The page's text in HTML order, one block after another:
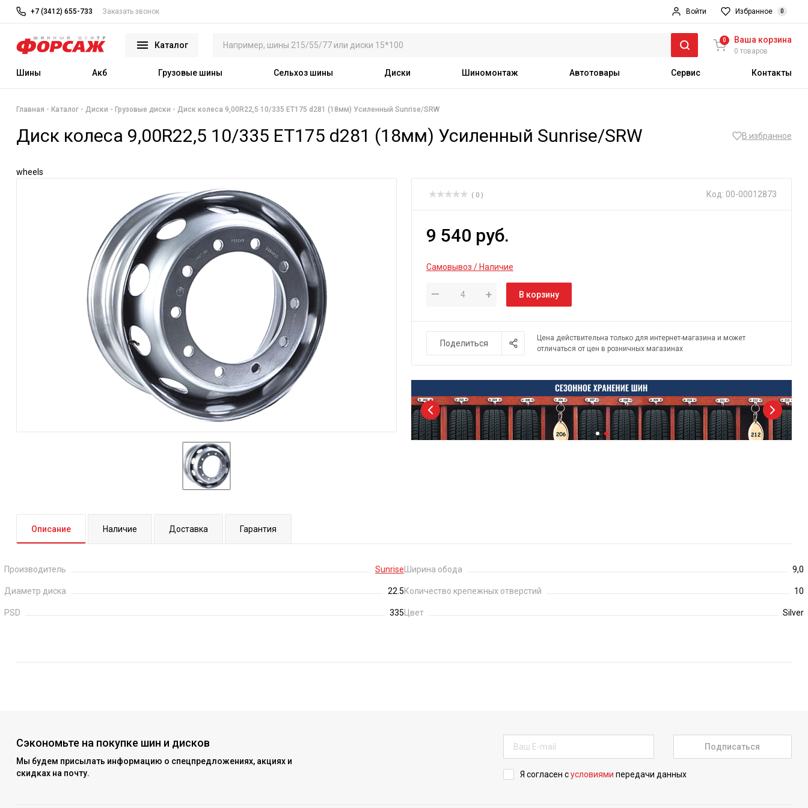
+7 (3412) 655-733 Заказать звонок Войти Избранное 0
Каталог
0 Ваша корзина
0 товаров
Шины Акб Грузовые шины Сельхоз шины Диски Шиномонтаж Автотовары Сервис Контакты
Главная Каталог Диски Грузовые диски Диск колеса 9,00R22,5 10/335 ET175 d281 (18мм) Усиленный Sunrise/SRW
Диск колеса 9,00R22,5 10/335 ET175 d281 (18мм) Усиленный Sunrise/SRW В избранное
wheels
( 0 ) Код: 00-00012873
9 540 руб.
Самовывоз / Наличие
— + В корзину
Поделиться
Цена действительна только для интернет-магазина и может
отличаться от цен в розничных магазинах
Описание Наличие Доставка Гарантия
Производитель Sunrise Ширина обода 9,0
Диаметр диска 22.5Количество крепежных отверстий 10
PSD 335 Цвет Silver
Сэкономьте на покупке шин и дисков
Мы будем присылать информацию о спецпредложениях, акциях и
скидках на почту.
Подписаться
Я согласен сусловиями передачи данных